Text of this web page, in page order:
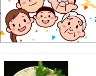
ポイント履歴
レビュー投稿
当店について
初めての方へ